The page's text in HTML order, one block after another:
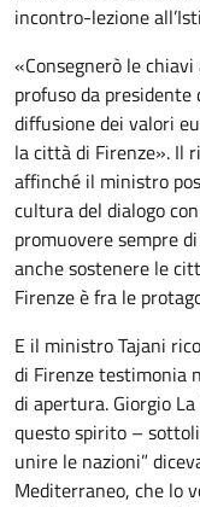
incontro-lezione
«Consegnerò le
profuso da
diffusione dei valori
la città di Firenze». Il
affinché il ministro
cultura del dialogo
promuovere sempre
anche sostenere le
Firenze è fra le
E il ministro Tajani
di Firenze testimonia
di apertura. Giorgio
questo spirito –
unire le nazioni”
Mediterraneo, che lo